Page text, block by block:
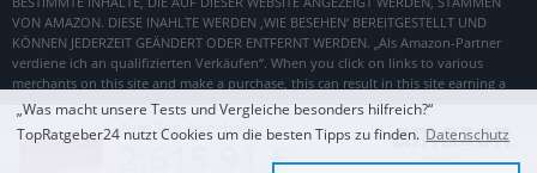
Zum Top Angebot
2.615,91 €
„Was macht unsere Tests und Vergleiche besonders hilfreich?“
TopRatgeber24 nutzt Cookies um die besten Tipps zu finden. Datenschutz